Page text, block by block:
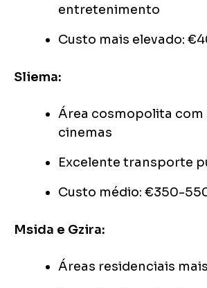
entretenimento
Custo mais elevado:
Sliema:
Área cosmopolita com
cinemas
Excelente transporte
Custo médio: €350-
Msida e Gzira:
Áreas residenciais